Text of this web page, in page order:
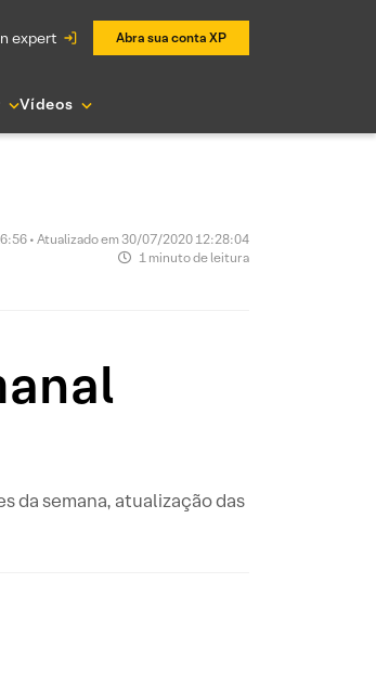
expert Abra sua conta XP
Vídeos
• Atualizado em 30/07/2020 12:28:04
1 minuto de leitura
da semana, atualização das